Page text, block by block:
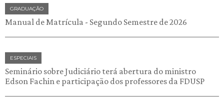
GRADUAÇÃO
Manual de Matrícula - Segundo Semestre de 2026
ESPECIAIS
Seminário sobre Judiciário terá abertura do ministro
Edson Fachin e participação dos professores da FDUSP